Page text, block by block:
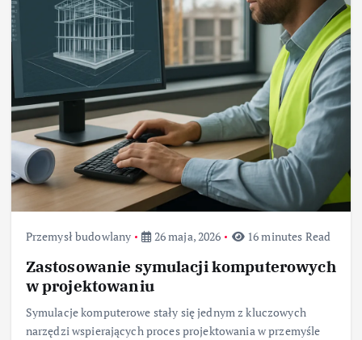
Przemysł budowlany 26 maja, 2026 16 minutes Read
Zastosowanie symulacji komputerowych
w projektowaniu
Symulacje komputerowe stały się jednym z kluczowych
narzędzi wspierających proces projektowania w przemyśle